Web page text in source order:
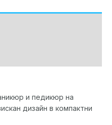
и педикюр на
дизайн в компактни